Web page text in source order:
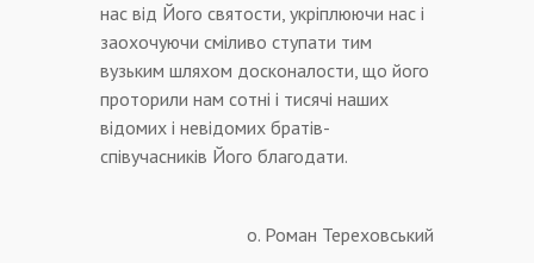
нас від Його святости, укріплюючи нас і
заохочуючи сміливо ступати тим
вузьким шляхом досконалости, що його
проторили нам сотні і тисячі наших
відомих і невідомих братів-
співучасників Його благодати.
о. Роман Тереховський